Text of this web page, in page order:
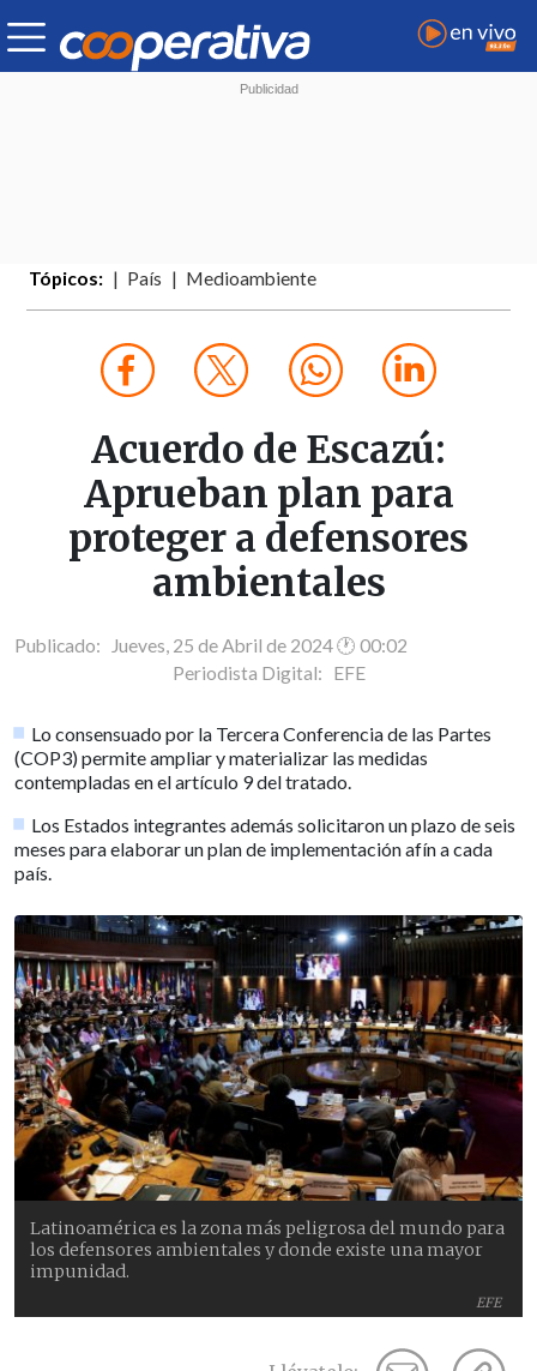
Tópicos: País Medioambiente
Acuerdo de Escazú:
Aprueban plan para
proteger a defensores
ambientales
Publicado: Jueves, 25 de Abril de 2024 🕐 00:02
Periodista Digital: EFE
Lo consensuado por la Tercera Conferencia de las Partes
(COP3) permite ampliar y materializar las medidas
contempladas en el artículo 9 del tratado.
Los Estados integrantes además solicitaron un plazo de seis
meses para elaborar un plan de implementación afín a cada
país.
EFE
Latinoamérica es la zona más peligrosa del mundo para
los defensores ambientales y donde existe una mayor
impunidad.